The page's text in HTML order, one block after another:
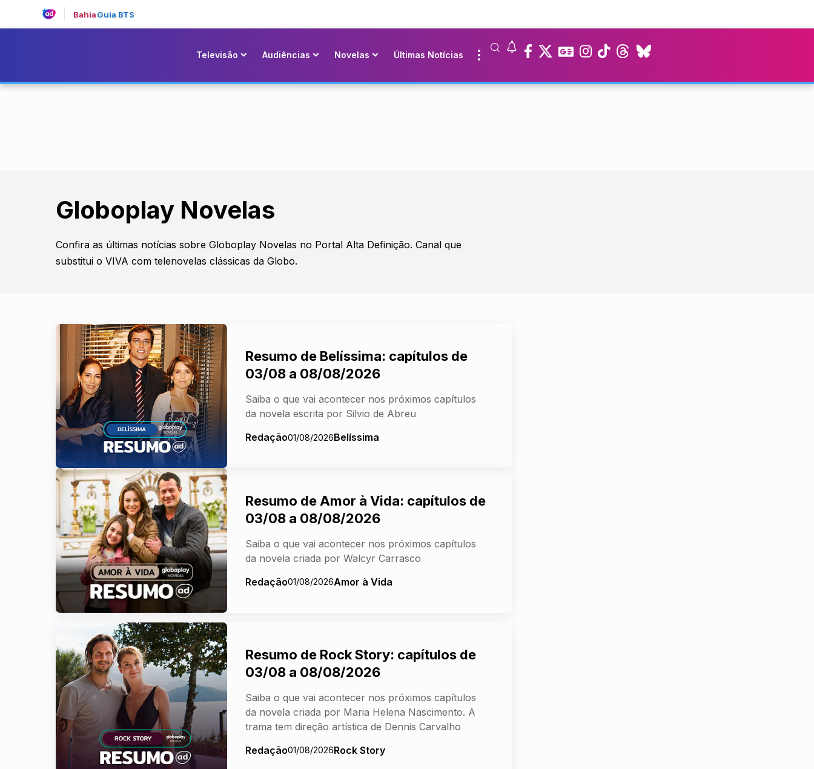
BahiaGuia BTS
Televisão Audiências Novelas Últimas Notícias
Globoplay Novelas
Confira as últimas notícias sobre Globoplay Novelas no Portal Alta Definição. Canal que
substitui o VIVA com telenovelas clássicas da Globo.
Resumo de Belíssima: capítulos de
03/08 a 08/08/2026
Saiba o que vai acontecer nos próximos capítulos
da novela escrita por Silvio de Abreu
Redação01/08/2026Belíssima
Resumo de Amor à Vida: capítulos de
03/08 a 08/08/2026
Saiba o que vai acontecer nos próximos capítulos
da novela criada por Walcyr Carrasco
Redação01/08/2026Amor à Vida
Resumo de Rock Story: capítulos de
03/08 a 08/08/2026
Saiba o que vai acontecer nos próximos capítulos
da novela criada por Maria Helena Nascimento. A
trama tem direção artística de Dennis Carvalho
Redação01/08/2026Rock Story